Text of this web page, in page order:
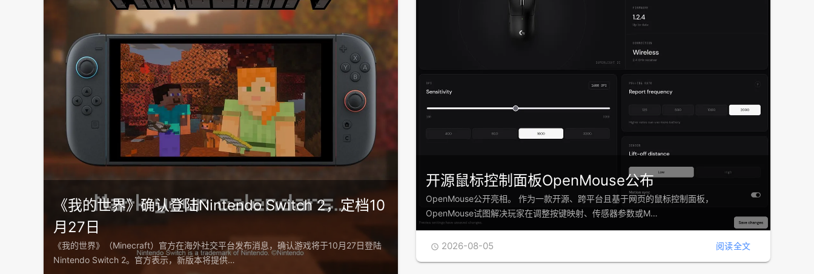
《我的世界》确认登陆Nintendo Switch 2，定档10
月27日
《我的世界》（Minecraft）官方在海外社交平台发布消息，确认游戏将于10月27日登陆
Nintendo Switch 2。官方表示，新版本将提供…
开源鼠标控制面板OpenMouse公布
OpenMouse公开亮相。 作为一款开源、跨平台且基于网页的鼠标控制面板，
OpenMouse试图解决玩家在调整按键映射、传感器参数或M…
 2026-08-05 阅读全文